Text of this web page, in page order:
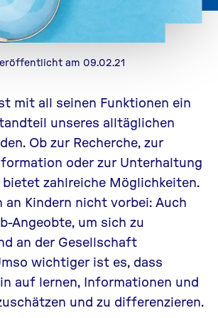
am 09.02.21
mit all seinen Funktionen ein
unseres alltäglichen
Ob zur Recherche, zur
oder zur Unterhaltung
zahlreiche Möglichkeiten.
an Kindern nicht vorbei: Auch
Angeobte, um sich zu
an der Gesellschaft
wichtiger ist es, dass
auf lernen, Informationen und
und zu differenzieren.